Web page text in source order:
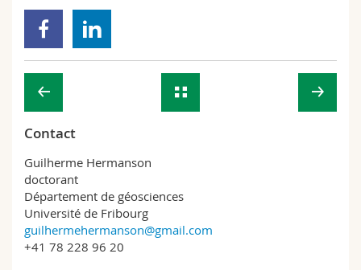
Contact
Guilherme Hermanson
doctorant
Département de géosciences
Université de Fribourg
guilhermehermanson@gmail.com
+41 78 228 96 20